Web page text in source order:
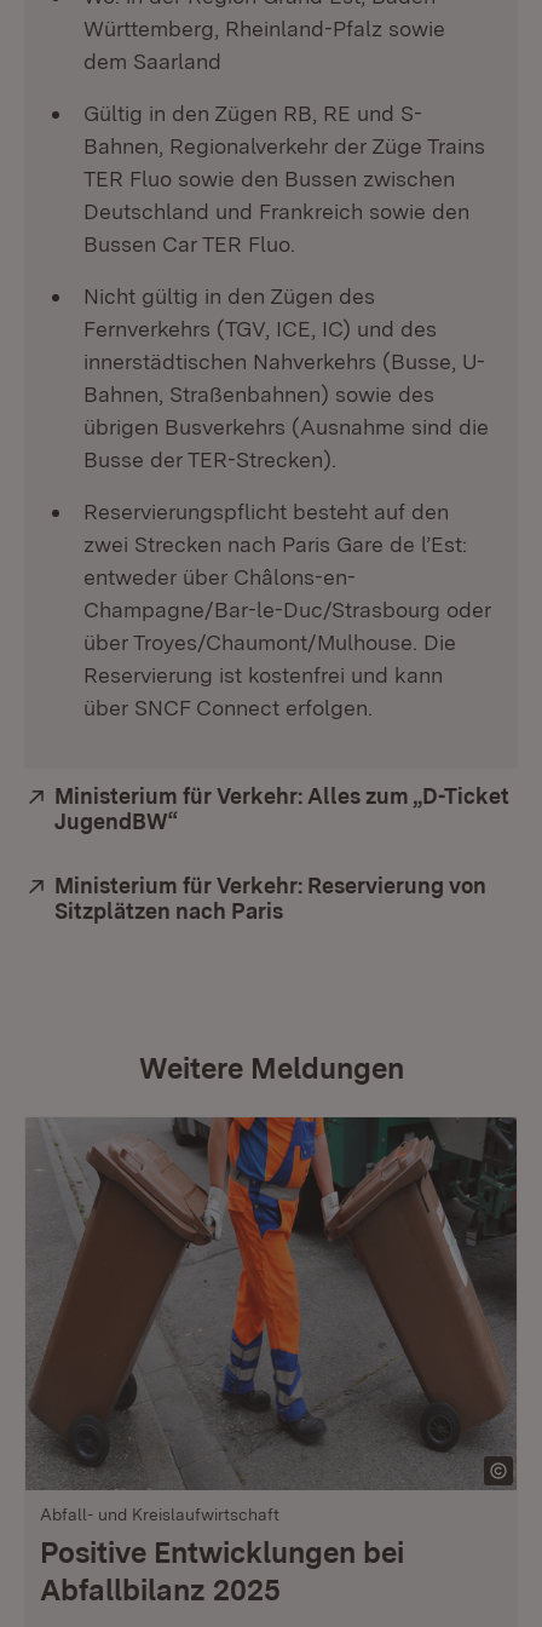
Württemberg, Rheinland-Pfalz sowie
dem Saarland
Gültig in den Zügen RB, RE und S-
Bahnen, Regionalverkehr der Züge Trains
TER Fluo sowie den Bussen zwischen
Deutschland und Frankreich sowie den
Bussen Car TER Fluo.
Nicht gültig in den Zügen des
Fernverkehrs (TGV, ICE, IC) und des
innerstädtischen Nahverkehrs (Busse, U-
Bahnen, Straßenbahnen) sowie des
übrigen Busverkehrs (Ausnahme sind die
Busse der TER-Strecken).
Reservierungspflicht besteht auf den
zwei Strecken nach Paris Gare de l’Est:
entweder über Châlons-en-
Champagne/Bar-le-Duc/Strasbourg oder
über Troyes/Chaumont/Mulhouse. Die
Reservierung ist kostenfrei und kann
über SNCF Connect erfolgen.
Extern:
Ministerium für Verkehr: Alles zum „D-Ticket
JugendBW“
Extern:
Ministerium für Verkehr: Reservierung von
Sitzplätzen nach Paris
Weitere Meldungen
Abfall- und Kreislaufwirtschaft
Positive Entwicklungen bei
Abfallbilanz 2025